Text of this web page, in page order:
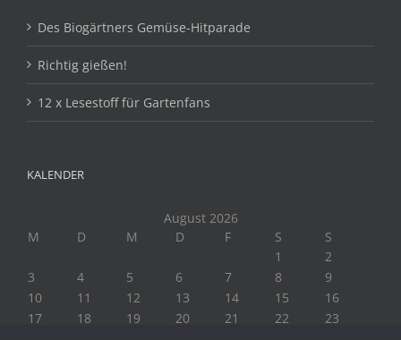
Des Biogärtners Gemüse-Hitparade
Richtig gießen!
12 x Lesestoff für Gartenfans
KALENDER
August 2026
M
D M D F S
S
1
2
3
4 5 6 7 8
9
10
11 12 13 14 15
16
17
18 19 20 21 22
23